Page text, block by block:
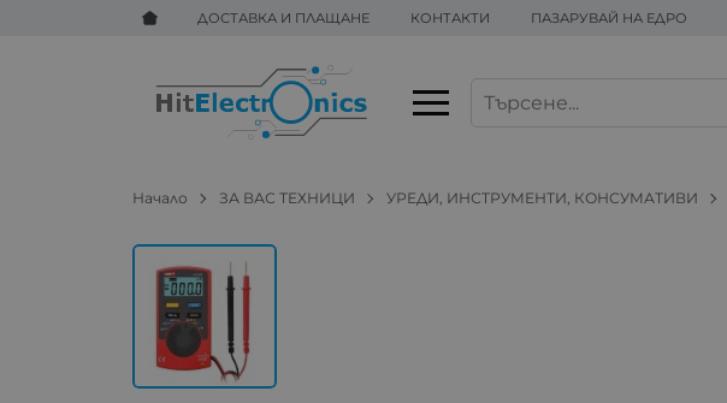
ДОСТАВКА И ПЛАЩАНЕ КОНТАКТИ ПАЗАРУВАЙ НА ЕДРО
Начало ЗА ВАС ТЕХНИЦИ УРЕДИ, ИНСТРУМЕНТИ, КОНСУМАТИВИ